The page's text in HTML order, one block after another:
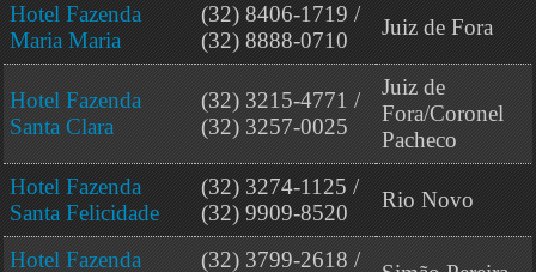
Hotel Fazenda
Maria Maria
(32) 8406-1719 /
(32) 8888-0710
Juiz de Fora
Hotel Fazenda
Santa Clara
(32) 3215-4771 /
(32) 3257-0025
Juiz de
Fora/Coronel
Pacheco
Hotel Fazenda
Santa Felicidade
(32) 3274-1125 /
(32) 9909-8520
Rio Novo
Hotel Fazenda (32) 3799-2618 /